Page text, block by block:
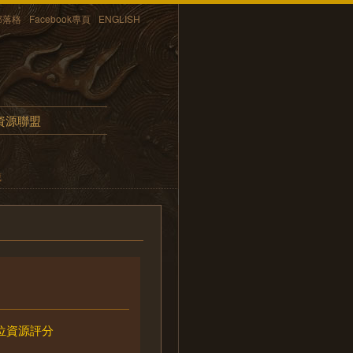
格 Facebook專頁 ENGLISH
源聯盟
資源評分